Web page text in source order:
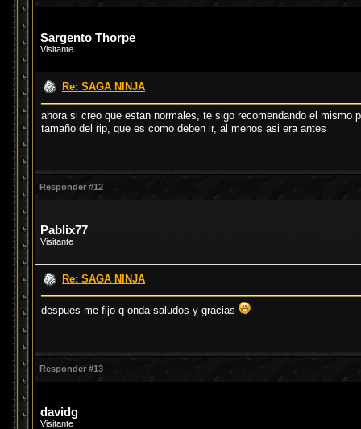
Sargento Thorpe
Visitante
Re: SAGA NINJA
ahora si creo que estan normales, te sigo recomendando el
tamaño del rip, que es como deben ir, al menos asi era antes
Responder #12
Pablix77
Visitante
Re: SAGA NINJA
despues me fijo q onda saludos y gracias
Responder #13
davidg
Visitante